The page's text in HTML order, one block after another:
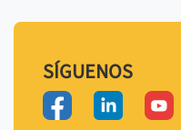
SÍGUENOS